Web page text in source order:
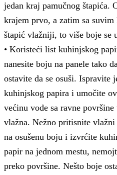
jedan kraj pamučnog štapića.
krajem prvo, a zatim sa
štapić vlažniji, to više boje se
• Koristeći list kuhinjskog
nanesite boju na panele tako
ostavite da se osuši. Ispravite
kuhinjskog papira i umočite
većinu vode sa ravne
vlažna. Nežno pritisnite
na osušenu boju i izvrćite
papir na jednom mestu,
preko površine. Nešto boje